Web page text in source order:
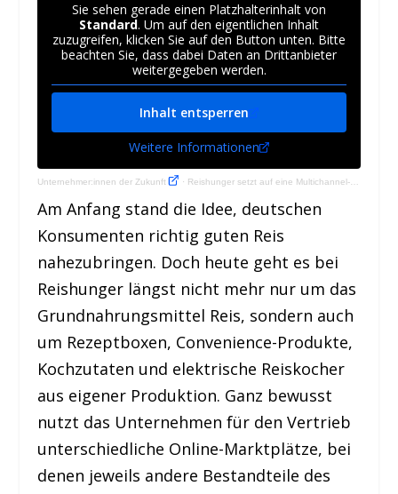
Sie sehen gerade einen Platzhalterinhalt von
Standard. Um auf den eigentlichen Inhalt
zuzugreifen, klicken Sie auf den Button unten. Bitte
beachten Sie, dass dabei Daten an Drittanbieter
weitergegeben werden.
Inhalt entsperren
Weitere Informationen
Unternehmer:innen der Zukunft · Reishunger setzt auf eine Multichannel-Marktplatzstrategie setzt
Am Anfang stand die Idee, deutschen
Konsumenten richtig guten Reis
nahezubringen. Doch heute geht es bei
Reishunger längst nicht mehr nur um das
Grundnahrungsmittel Reis, sondern auch
um Rezeptboxen, Convenience-Produkte,
Kochzutaten und elektrische Reiskocher
aus eigener Produktion. Ganz bewusst
nutzt das Unternehmen für den Vertrieb
unterschiedliche Online-Marktplätze, bei
denen jeweils andere Bestandteile des